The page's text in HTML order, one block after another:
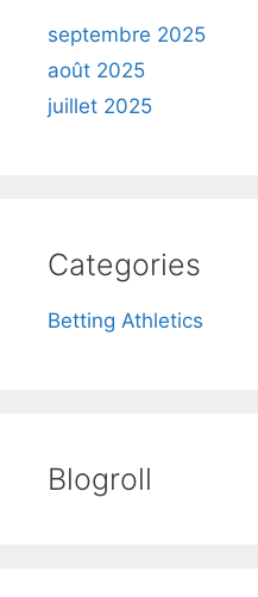
septembre 2025
août 2025
juillet 2025
Categories
Betting Athletics
Blogroll